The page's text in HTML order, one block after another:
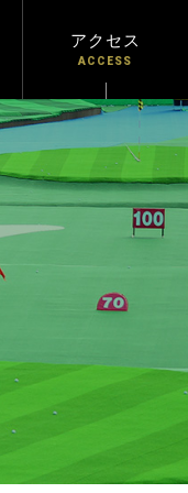
アクセス
ACCESS